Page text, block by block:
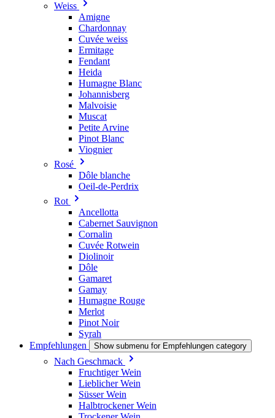
Weiss
Amigne
Chardonnay
Cuvée weiss
Ermitage
Fendant
Heida
Humagne Blanc
Johannisberg
Malvoisie
Muscat
Petite Arvine
Pinot Blanc
Viognier
Rosé
Dôle blanche
Oeil-de-Perdrix
Rot
Ancellotta
Cabernet Sauvignon
Cornalin
Cuvée Rotwein
Diolinoir
Dôle
Gamaret
Gamay
Humagne Rouge
Merlot
Pinot Noir
Syrah
Empfehlungen
Show submenu for Empfehlungen category
Nach Geschmack
Fruchtiger Wein
Lieblicher Wein
Süsser Wein
Halbtrockener Wein